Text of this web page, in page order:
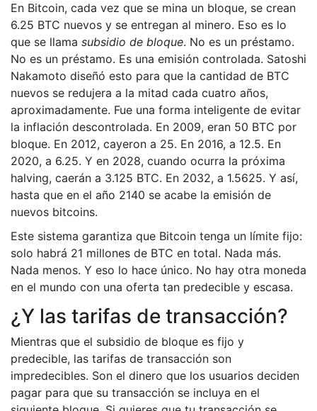
En Bitcoin, cada vez que se mina un bloque, se crean
6.25 BTC nuevos y se entregan al minero. Eso es lo
que se llama subsidio de bloque. No es un préstamo.
No es un préstamo. Es una emisión controlada. Satoshi
Nakamoto diseñó esto para que la cantidad de BTC
nuevos se redujera a la mitad cada cuatro años,
aproximadamente. Fue una forma inteligente de evitar
la inflación descontrolada. En 2009, eran 50 BTC por
bloque. En 2012, cayeron a 25. En 2016, a 12.5. En
2020, a 6.25. Y en 2028, cuando ocurra la próxima
halving, caerán a 3.125 BTC. En 2032, a 1.5625. Y así,
hasta que en el año 2140 se acabe la emisión de
nuevos bitcoins.
Este sistema garantiza que Bitcoin tenga un límite fijo:
solo habrá 21 millones de BTC en total. Nada más.
Nada menos. Y eso lo hace único. No hay otra moneda
en el mundo con una oferta tan predecible y escasa.
¿Y las tarifas de transacción?
Mientras que el subsidio de bloque es fijo y
predecible, las tarifas de transacción son
impredecibles. Son el dinero que los usuarios deciden
pagar para que su transacción se incluya en el